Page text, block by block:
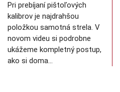
Pri prebíjaní pištoľových
kalibrov je najdrahšou
položkou samotná strela. V
novom videu si podrobne
ukážeme kompletný postup,
ako si doma…